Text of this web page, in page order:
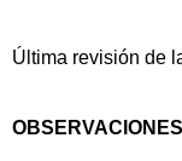
Última revisión de